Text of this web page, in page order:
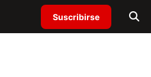
Suscribirse